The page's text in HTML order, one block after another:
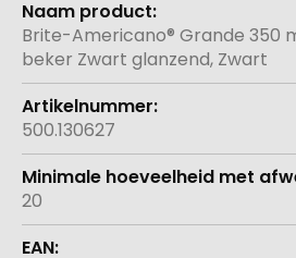
informatie
Brite-Americano® Grande 350
beker Zwart glanzend, Zwart
500.130627
20